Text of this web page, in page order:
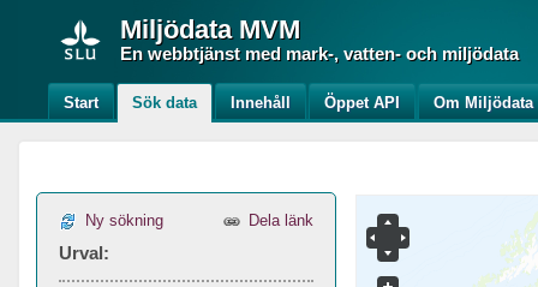
Miljödata MVM
En webbtjänst med mark-, vatten- och miljödata
Start Sök data Innehåll Öppet API Om Miljödata
Ny sökning Dela länk
Urval: